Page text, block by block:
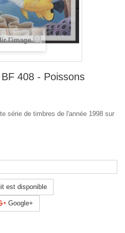
l'image
408 - Poissons
série de timbres de l'année 1998 sur
est disponible
Google+